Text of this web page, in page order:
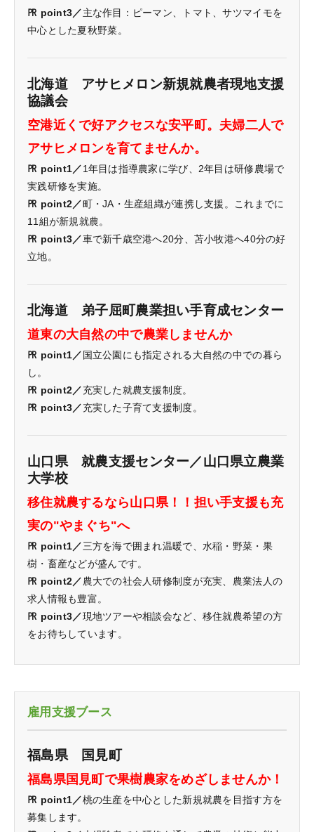
㏚ point3／主な作目：ピーマン、トマト、サツマイモを
中心とした夏秋野菜。
北海道 アサヒメロン新規就農者現地支援
協議会
空港近くで好アクセスな安平町。夫婦二人で
アサヒメロンを育てませんか。
㏚ point1／1年目は指導農家に学び、2年目は研修農場で
実践研修を実施。
㏚ point2／町・JA・生産組織が連携し支援。これまでに
11組が新規就農。
㏚ point3／車で新千歳空港へ20分、苫小牧港へ40分の好
立地。
北海道 弟子屈町農業担い手育成センター
道東の大自然の中で農業しませんか
㏚ point1／ 国立公園にも指定される大自然の中での暮ら
し。
㏚ point2／充実した就農支援制度。
㏚ point3／充実した子育て支援制度。
山口県 就農支援センター／山口県立農業
大学校
移住就農するなら山口県！！担い手支援も充
実の"やまぐち"へ
㏚ point1／三方を海で囲まれ温暖で、水稲・野菜・果
樹・畜産などが盛んです。
㏚ point2／農大での社会人研修制度が充実、農業法人の
求人情報も豊富。
㏚ point3／現地ツアーや相談会など、移住就農希望の方
をお待ちしています。
雇用支援ブース
福島県 国見町
福島県国見町で果樹農家をめざしませんか！
㏚ point1／桃の生産を中心とした新規就農を目指す方を
募集します。